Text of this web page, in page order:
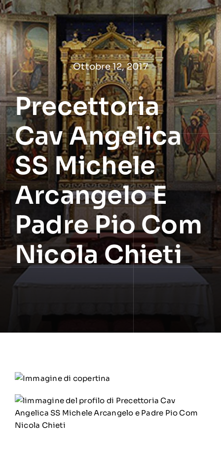
Salta
al
contenuto
Ottobre 12, 2017
Precettoria
Cav Angelica
SS Michele
Arcangelo E
Padre Pio Com
Nicola Chieti